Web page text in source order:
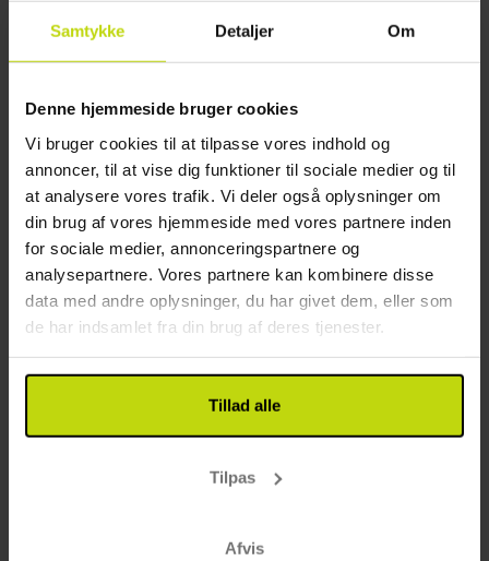
Samtykke Detaljer Om
Denne hjemmeside bruger cookies
Vi bruger cookies til at tilpasse vores indhold og
annoncer, til at vise dig funktioner til sociale medier og til
at analysere vores trafik. Vi deler også oplysninger om
din brug af vores hjemmeside med vores partnere inden
for sociale medier, annonceringspartnere og
analysepartnere. Vores partnere kan kombinere disse
data med andre oplysninger, du har givet dem, eller som
de har indsamlet fra din brug af deres tjenester.
Tillad alle
Tilpas
Afvis
kan spadsere på promenaden i Zinnowitz, udforske
moler og historiske villaer i Heringsdorf, eller tage på
Værelser
Værelserne er enkle, lyse og gennemtænkt
indrettede – præcis hvad du har brug for efter en
dag i det fri. Komfort dobbeltværelserne giver
ekstra plads at brede sig på, mens enkelt- og
standarddobbeltværelser er perfekte til et
hyggeligt ophold. Alle værelser har eget
badeværelse, bruser, hårtørrer, tv, værdiboks og
gratis WiFi.
Afstand til hav eller sø: 0.9 km (Baltic sea)
Nærmeste golfbane: 3.5 km (Minigolfanlage
Koserow)
Nærmeste togstation: 2 km (Koserow)
Nærmeste busstoppested: 2 km (Koserow)
på landet
Andet
Gratis parkering
Gratis internet
Wifi
Elevator
Byggeår: 1990